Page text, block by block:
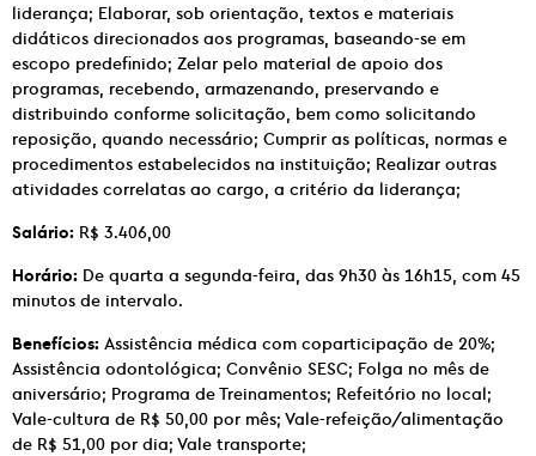
liderança; Elaborar, sob orientação, textos e materiais
didáticos direcionados aos programas, baseando-se em
escopo predefinido; Zelar pelo material de apoio dos
programas, recebendo, armazenando, preservando e
distribuindo conforme solicitação, bem como solicitando
reposição, quando necessário; Cumprir as políticas, normas e
procedimentos estabelecidos na instituição; Realizar outras
atividades correlatas ao cargo, a critério da liderança;
Salário: R$ 3.406,00
Horário: De quarta a segunda-feira, das 9h30 às 16h15, com 45
minutos de intervalo.
Benefícios: Assistência médica com coparticipação de 20%;
Assistência odontológica; Convênio SESC; Folga no mês de
aniversário; Programa de Treinamentos; Refeitório no local;
Vale-cultura de R$ 50,00 por mês; Vale-refeição/alimentação
de R$ 51,00 por dia; Vale transporte;